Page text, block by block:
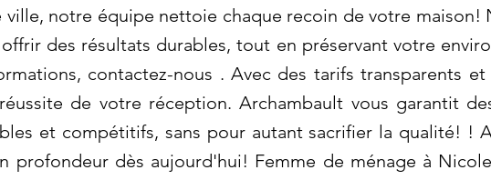
ville, notre équipe nettoie chaque recoin de votre maison!
des résultats durables, tout en préservant votre
contactez-nous . Avec des tarifs transparents
de votre réception. Archambault vous garantit
et compétitifs, sans pour autant sacrifier la qualité! !
profondeur dès aujourd'hui! Femme de ménage à